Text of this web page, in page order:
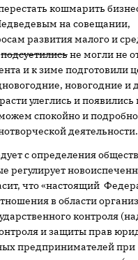
кошмарить
на совещании,
развития малого и
подсуетилисьне могли не
и к зиме подготовили
новогодние и
улеглись и
спокойно и подробно
деятельности.
с определения
регулирует
что «настоящий
в области
контроля
и защиты прав
предпринимателей при